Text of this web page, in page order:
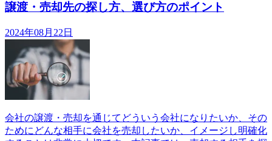
譲渡・売却先の探し方、選び方のポイント
2024年08月22日
会社の譲渡・売却を通じてどういう会社になりたいか、その
ためにどんな相手に会社を売却したいか、イメージし明確化